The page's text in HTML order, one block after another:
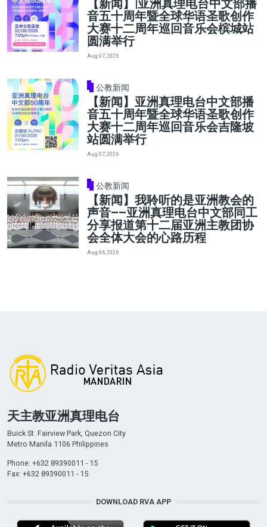
【新闻】|亚洲真理电台中文部播
音五十周年暨全球华语圣歌创作
大赛十二周年巡回音乐会槟城站
圆满举行
Aug 07, 2026
公教新闻
【新闻】亚洲真理电台中文部播
音五十周年暨全球华语圣歌创作
大赛十二周年巡回音乐会吉隆坡
站圆满举行
Aug 07, 2026
公教新闻
【新闻】我聆听的是亚洲教会的
声音——亚洲真理电台中文部同工
分享报道第十二届亚洲主教团协
会全体大会的心路历程
Aug 06, 2026
天主教亚洲真理电台
Buick St. Fairview Park, Quezon City
Metro Manila 1106 Philippines
Phone: +632 89390011 - 15
Fax: +632 89390011 - 15
DOWNLOAD RVA APP